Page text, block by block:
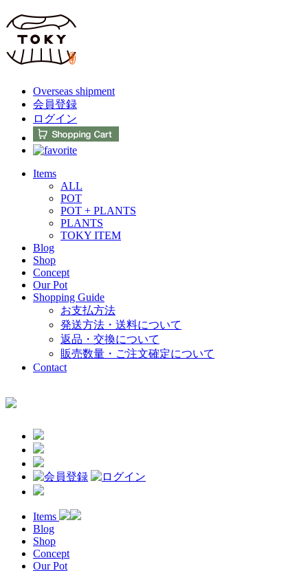
Overseas shipment
会員登録
ログイン
Items
ALL
POT
POT + PLANTS
PLANTS
TOKY ITEM
Blog
Shop
Concept
Our Pot
Shopping Guide
お支払方法
発送方法・送料について
返品・交換について
販売数量・ご注文確定について
Contact
Items
Blog
Shop
Concept
Our Pot